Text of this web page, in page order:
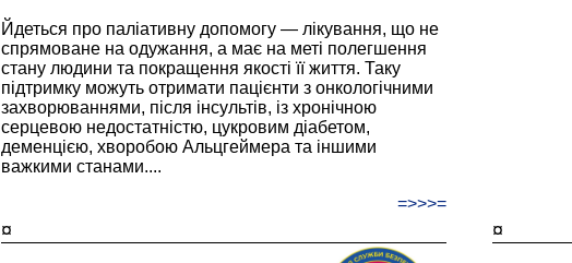
Йдеться про паліативну допомогу — лікування, що не
спрямоване на одужання, а має на меті полегшення
стану людини та покращення якості її життя. Таку
підтримку можуть отримати пацієнти з онкологічними
захворюваннями, після інсультів, із хронічною
серцевою недостатністю, цукровим діабетом,
деменцією, хворобою Альцгеймера та іншими
важкими станами....
=>>>=
¤ ¤